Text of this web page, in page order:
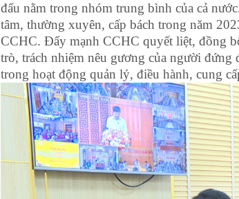
đấu nằm trong nhóm trung bình của cả
tâm, thường xuyên, cấp bách trong năm
CCHC. Đẩy mạnh CCHC quyết liệt, đồng
trò, trách nhiệm nêu gương của người
trong hoạt động quản lý, điều hành, cung